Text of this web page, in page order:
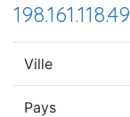
198.161.118.49
Ville
Pays